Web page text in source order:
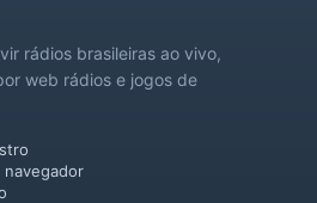
rádios brasileiras ao vivo,
web rádios e jogos de